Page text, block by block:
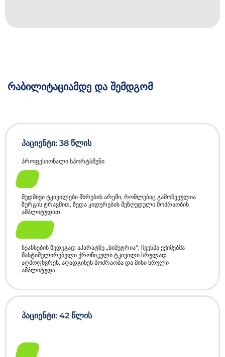
რაბილიტაციამდე და შემდგომ
პაციენტი: 38 წლის
პროფესიონალი სპორტსმენი
მუდმივი ტკივილები მხრების არეში, რომლებიც გამოწვეულია
ზურგის ტრავმით, ზედა კიდურების შეზღუდული მოძრაობის
ამპლიტუდით
სეანსების შედეგად აპარატზე „სიმეტრია“, ჩვენმა ექიმებმა
მასტიმულირებელი ქრონიკული ტკივილი სრულად
აღმოფხვრეს, აღადგინეს მოძრაობა და მისი სრული
ამპლიტუდა
პაციენტი: 42 წლის